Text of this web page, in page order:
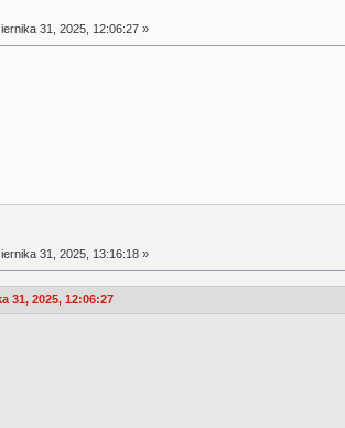
31, 2025, 12:06:27 »
31, 2025, 13:16:18 »
31, 2025, 12:06:27